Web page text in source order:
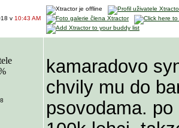
v 10:43 AM
kamaradovo
chvily mu do
psovodama.